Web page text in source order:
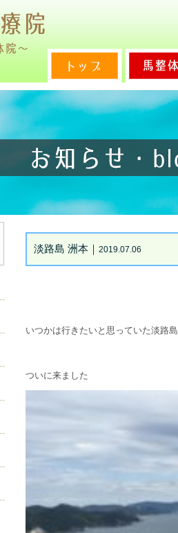
淡路島 洲本｜ 2019.07.06
いつかは行きたいと思っていた淡路島
ついに来ました